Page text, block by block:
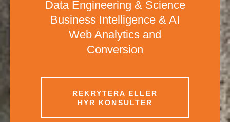
Data Engineering & Science
Business Intelligence & AI
Web Analytics and
Conversion
REKRYTERA ELLER
HYR KONSULTER